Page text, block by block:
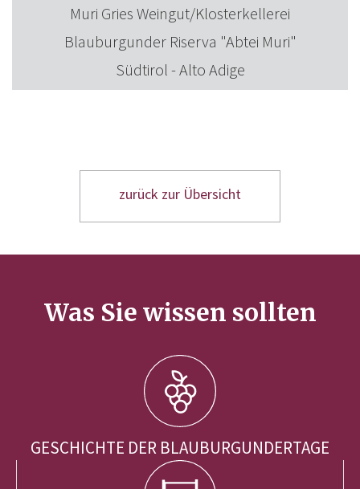
Muri Gries Weingut/Klosterkellerei
Blauburgunder Riserva "Abtei Muri"
Südtirol - Alto Adige
zurück zur Übersicht
Was Sie wissen sollten
GESCHICHTE DER BLAUBURGUNDERTAGE